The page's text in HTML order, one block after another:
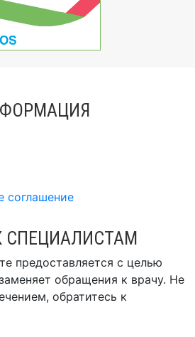
соглашение
СПЕЦИАЛИСТАМ
предоставляется с целью
обращения к врачу. Не
обратитесь к